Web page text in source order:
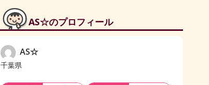
AS☆のプロフィール
AS☆
千葉県